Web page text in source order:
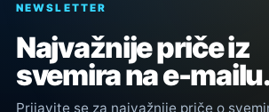
NEWSLETTER
Najvažnije priče iz
svemira na e-mailu.
Prijavite se za najvažnije priče o